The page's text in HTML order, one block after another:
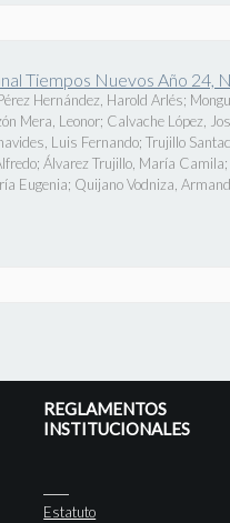
Tiempos Nuevos Año 24,
Hernández, Harold Arlés;
Mera, Leonor; Calvache López,
Luis Fernando; Trujillo
; Álvarez Trujillo, María Camila;
Eugenia; Quijano Vodniza,
REGLAMENTOS
INSTITUCIONALES
Estatuto